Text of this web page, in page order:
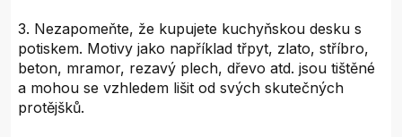
3. Nezapomeňte, že kupujete kuchyňskou desku s
potiskem. Motivy jako například třpyt, zlato, stříbro,
beton, mramor, rezavý plech, dřevo atd. jsou tištěné
a mohou se vzhledem lišit od svých skutečných
protějšků.